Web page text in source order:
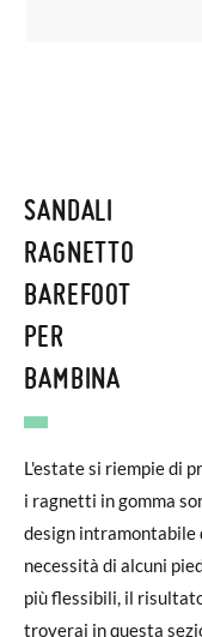
SANDALI
RAGNETTO
BAREFOOT
PER
BAMBINA
L'estate si riempie di
i ragnetti in gomma
design intramontabile
necessità di alcuni
più flessibili, il
troverai in questa